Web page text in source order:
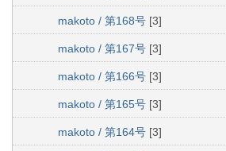
makoto / 第168号 [3]
makoto / 第167号 [3]
makoto / 第166号 [3]
makoto / 第165号 [3]
makoto / 第164号 [3]